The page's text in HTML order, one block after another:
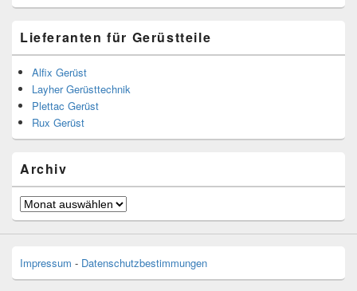
Lieferanten für Gerüstteile
Alfix Gerüst
Layher Gerüsttechnik
Plettac Gerüst
Rux Gerüst
Archiv
Archiv
Impressum - Datenschutzbestimmungen